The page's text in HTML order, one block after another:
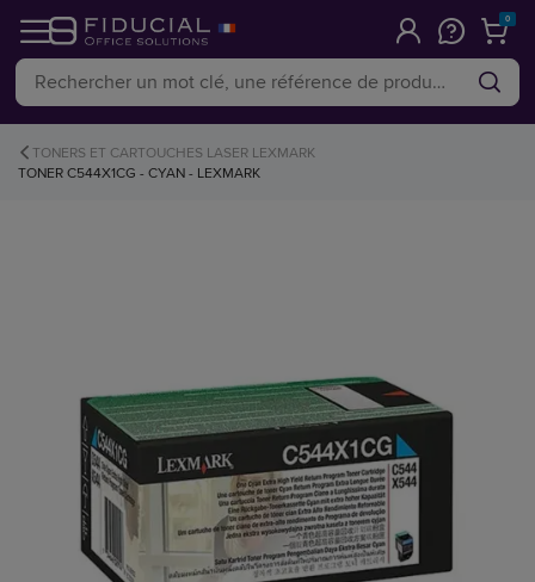
0
TONERS ET CARTOUCHES LASER LEXMARK
TONER C544X1CG - CYAN - LEXMARK